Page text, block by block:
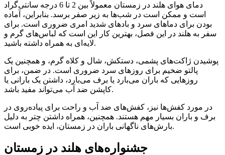
دمای هوای هلند در زمستان معمولاً بین 2 تا 6 درجه سانتی‌گراد
است و ممکن است در شب‌ها به زیر صفر برسد. بنابراین، آماده
بودن برای دماهای سرد و بادهای شدید امری ضروری است. برای
سفر به هلند در این فصل، بهترین کار این است که لباس‌های گرم و
لایه‌ای به همراه داشته باشید.
پوشیدن ژاکت‌های پشمی، دستکش، شال و کلاه گرم، و همچنین یک
پالتو ضخیم برای روزهای سرد ضروری است. در ضمن، برای
روزهایی که باران می‌بارد یا برف می‌بارد، داشتن یک بارانی یا
کاپشن ضد آب می‌تواند مفید باشد.
در مورد کفش‌ها نیز، کفش‌های ضد آب و راحت برای پیاده‌روی در
برف و باران بسیار مهم هستند. همچنین، همراه داشتن چتر به دلیل
بارش‌های ناگهانی باران در زمستان، ایده خوبی است.
جشنواره‌های هلند در زمستان